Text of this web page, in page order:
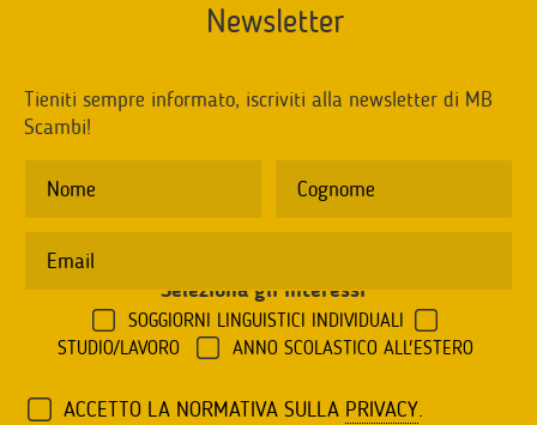
Newsletter
Tieniti sempre informato, iscriviti alla newsletter di MB
Scambi!
Seleziona gli interessi
SOGGIORNI LINGUISTICI INDIVIDUALI
STUDIO/LAVORO
ANNO SCOLASTICO ALL'ESTERO
ACCETTO LA NORMATIVA SULLA PRIVACY.